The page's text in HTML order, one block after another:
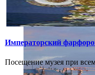
Императорский
Посещение музея при